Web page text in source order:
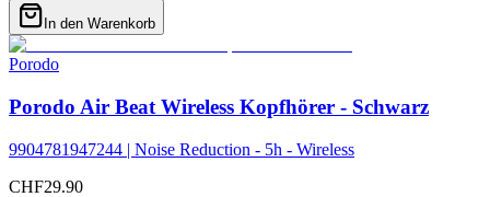
In den Warenkorb
Porodo
Porodo Air Beat Wireless Kopfhörer - Schwarz
9904781947244 | Noise Reduction - 5h - Wireless
CHF29.90